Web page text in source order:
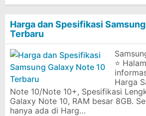
Harga dan Spesifikasi
Terbaru
⭐
Harga
Note 10/Note 10+, Spesifikasi
Galaxy Note 10, RAM besar 8GB.
hanya ada di Harg…